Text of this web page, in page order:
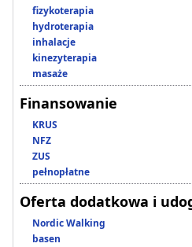
fizykoterapia
hydroterapia
inhalacje
kinezyterapia
masaże
Finansowanie
KRUS
NFZ
ZUS
pełnopłatne
Oferta dodatkowa i
Nordic Walking
basen